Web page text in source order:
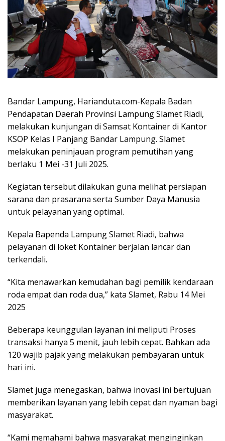
Bandar Lampung, Harianduta.com-Kepala Badan
Pendapatan Daerah Provinsi Lampung Slamet Riadi,
melakukan kunjungan di Samsat Kontainer di Kantor
KSOP Kelas I Panjang Bandar Lampung. Slamet
melakukan peninjauan program pemutihan yang
berlaku 1 Mei -31 Juli 2025.
Kegiatan tersebut dilakukan guna melihat persiapan
sarana dan prasarana serta Sumber Daya Manusia
untuk pelayanan yang optimal.
Kepala Bapenda Lampung Slamet Riadi, bahwa
pelayanan di loket Kontainer berjalan lancar dan
terkendali.
“Kita menawarkan kemudahan bagi pemilik kendaraan
roda empat dan roda dua,” kata Slamet, Rabu 14 Mei
2025
Beberapa keunggulan layanan ini meliputi Proses
transaksi hanya 5 menit, jauh lebih cepat. Bahkan ada
120 wajib pajak yang melakukan pembayaran untuk
hari ini.
Slamet juga menegaskan, bahwa inovasi ini bertujuan
memberikan layanan yang lebih cepat dan nyaman bagi
masyarakat.
“Kami memahami bahwa masyarakat menginginkan